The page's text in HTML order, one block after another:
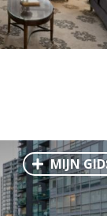
Venetië
Florence
Budapest
MIJN